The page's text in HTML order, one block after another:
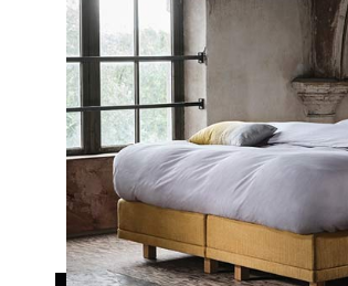
COLLECTIE
Een kleine greep
van Pullman in